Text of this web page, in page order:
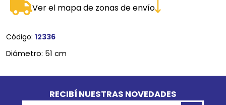
Ver el mapa de zonas de envío
Código: 12336
Diámetro: 51 cm
RECIBÍ NUESTRAS NOVEDADES